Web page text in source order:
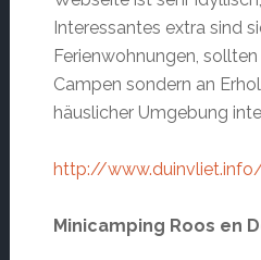
Interessantes extra sind
Ferienwohnungen,
Campen sondern an
häuslicher Umgebung
http://
Minicamping Roos en